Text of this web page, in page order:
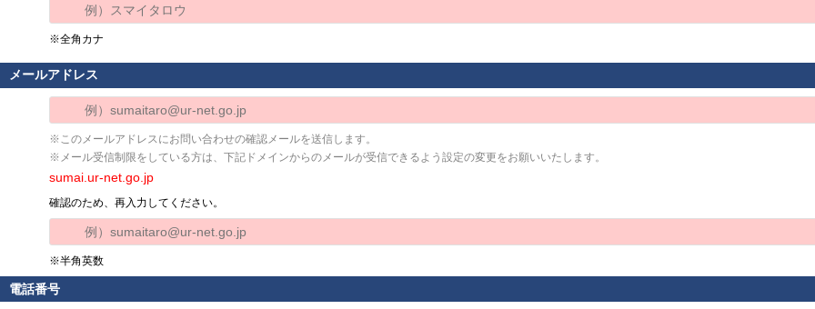
※全角カナ
メールアドレス
※このメールアドレスにお問い合わせの確認メールを送信します。
※メール受信制限をしている方は、下記ドメインからのメールが受信できるよう設定の変更をお願いいたします。
sumai.ur-net.go.jp
確認のため、再入力してください。
※半角英数
電話番号